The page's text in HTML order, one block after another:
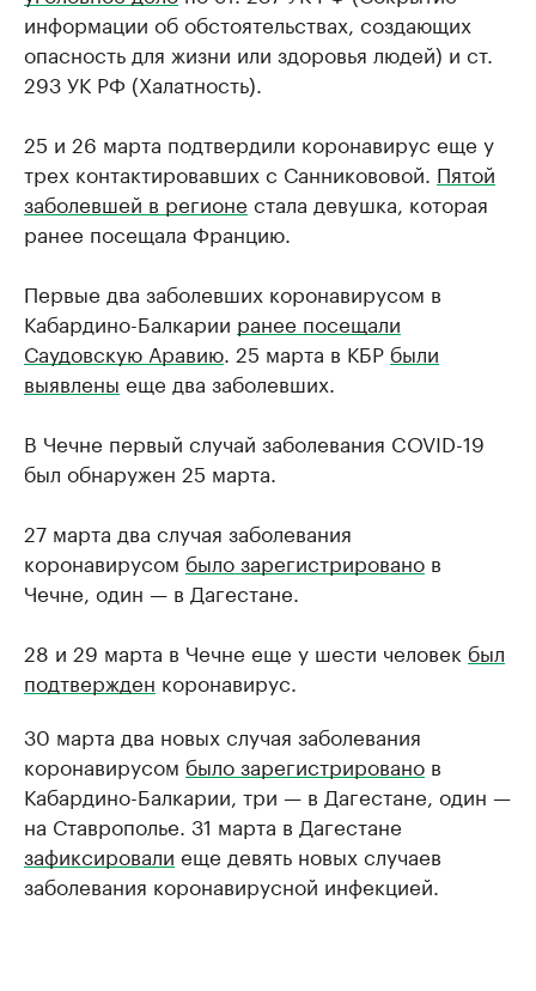
информации об обстоятельствах, создающих
опасность для жизни или здоровья людей) и ст.
293 УК РФ (Халатность).
25 и 26 марта подтвердили коронавирус еще у
трех контактировавших с Санникововой. Пятой
заболевшей в регионе стала девушка, которая
ранее посещала Францию.
Первые два заболевших коронавирусом в
Кабардино-Балкарии ранее посещали
Саудовскую Аравию. 25 марта в КБР были
выявлены еще два заболевших.
В Чечне первый случай заболевания COVID-19
был обнаружен 25 марта.
27 марта два случая заболевания
коронавирусом было зарегистрировано в
Чечне, один — в Дагестане.
28 и 29 марта в Чечне еще у шести человек был
подтвержден коронавирус.
30 марта два новых случая заболевания
коронавирусом было зарегистрировано в
Кабардино-Балкарии, три — в Дагестане, один —
на Ставрополье. 31 марта в Дагестане
зафиксировали еще девять новых случаев
заболевания коронавирусной инфекцией.